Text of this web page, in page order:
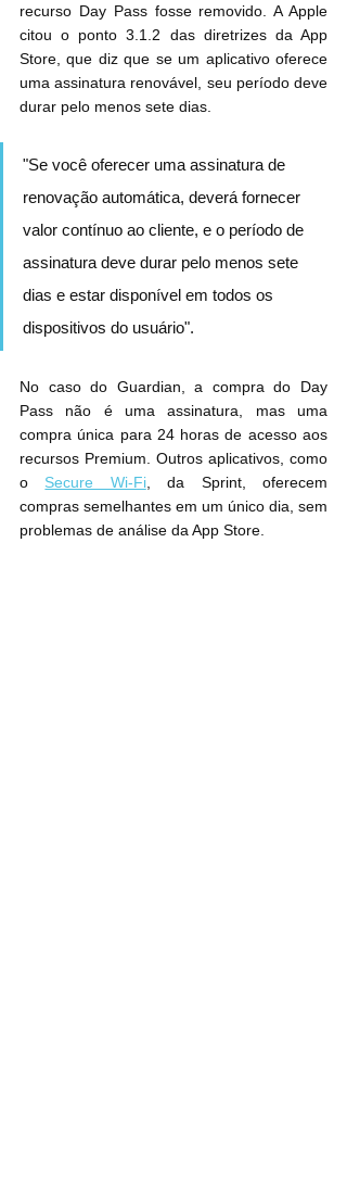
recurso Day Pass fosse removido. A Apple
citou o ponto 3.1.2 das diretrizes da App
Store, que diz que se um aplicativo oferece
uma assinatura renovável, seu período deve
durar pelo menos sete dias.
"Se você oferecer uma assinatura de
renovação automática, deverá fornecer
valor contínuo ao cliente, e o período de
assinatura deve durar pelo menos sete
dias e estar disponível em todos os
dispositivos do usuário".
No caso do Guardian, a compra do Day
Pass não é uma assinatura, mas uma
compra única para 24 horas de acesso aos
recursos Premium. Outros aplicativos, como
o Secure Wi-Fi, da Sprint, oferecem
compras semelhantes em um único dia, sem
problemas de análise da App Store.